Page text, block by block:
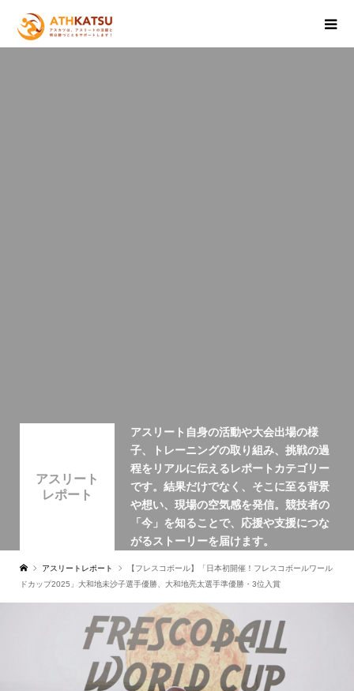
アスリート
レポート
アスリート自身の活動や大会出場の様
子、トレーニングの取り組み、挑戦の過
程をリアルに伝えるレポートカテゴリー
です。結果だけでなく、そこに至る背景
や想い、現場の空気感を発信。競技者の
「今」を知ることで、応援や支援につな
がるストーリーを届けます。
アスリートレポート
【フレスコボール】「日本初開催！フレスコボールワール
ドカップ2025」大和地未沙子選手優勝、大和地亮太選手準優勝・3位入賞